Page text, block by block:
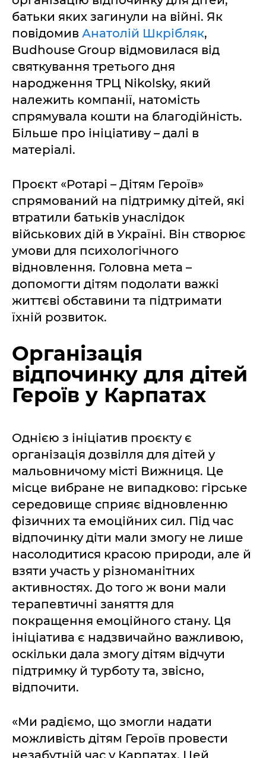
батьки яких загинули на війні. Як
повідомив Анатолій Шкрібляк,
Budhouse Group відмовилася від
святкування третього дня
народження ТРЦ Nikolsky, який
належить компанії, натомість
спрямувала кошти на благодійність.
Більше про ініціативу – далі в
матеріалі.
Проєкт «Ротарі – Дітям Героїв»
спрямований на підтримку дітей, які
втратили батьків унаслідок
військових дій в Україні. Він створює
умови для психологічного
відновлення. Головна мета –
допомогти дітям подолати важкі
життєві обставини та підтримати
їхній розвиток.
Організація
відпочинку для дітей
Героїв у Карпатах
Однією з ініціатив проєкту є
організація дозвілля для дітей у
мальовничому місті Вижниця. Це
місце вибране не випадково: гірське
середовище сприяє відновленню
фізичних та емоційних сил. Під час
відпочинку діти мали змогу не лише
насолодитися красою природи, але й
взяти участь у різноманітних
активностях. До того ж вони мали
терапевтичні заняття для
покращення емоційного стану. Ця
ініціатива є надзвичайно важливою,
оскільки дала змогу дітям відчути
підтримку й турботу та, звісно,
відпочити.
«Ми радіємо, що змогли надати
можливість дітям Героїв провести
незабутній час у Карпатах. Цей